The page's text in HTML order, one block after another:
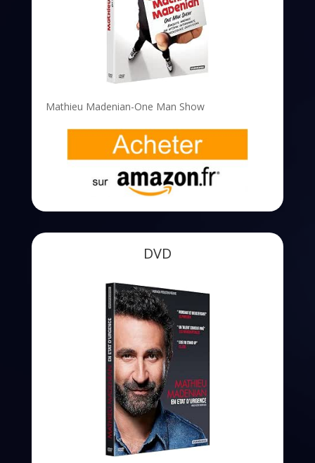
Mathieu Madenian-One Man Show
DVD